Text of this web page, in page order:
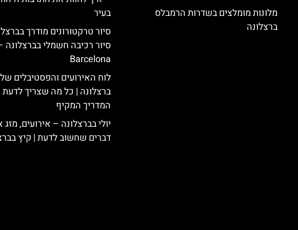
מלונות מומלצים בשדרות הרמבלס
ברצלונה
בעיר
סיור טרקטורונים מודרך
סיור רכיבה חשמלי בברצלונה
Barcelona
לוח האירועים והפסטיבלים של
ברצלונה | כל מה שצריך לדעת
המדריך המקיף
יולי בברצלונה – אירועים, מזג
דברים שחשוב לדעת | קיץ